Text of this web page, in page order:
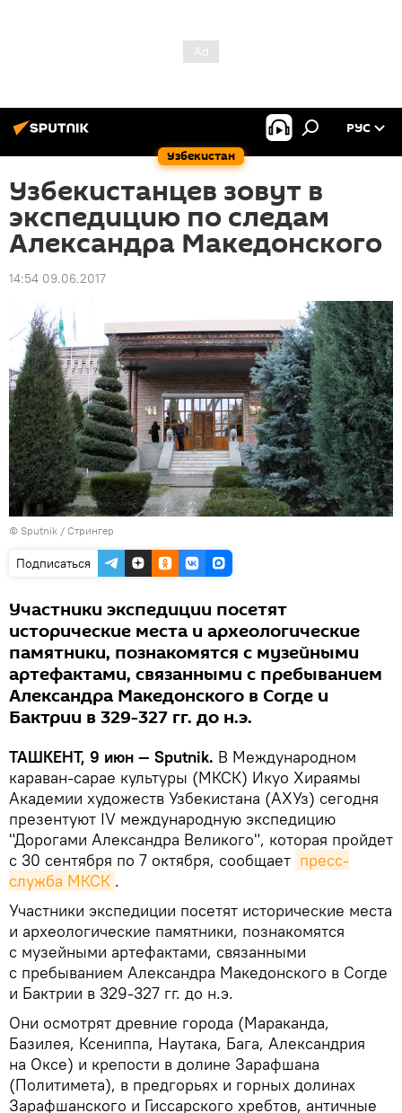
Узбекистан
РУС
Узбекистанцев зовут в
экспедицию по следам
Александра Македонского
14:54 09.06.2017
© Sputnik / Стрингер
Подписаться
Участники экспедиции посетят
исторические места и археологические
памятники, познакомятся с музейными
артефактами, связанными с пребыванием
Александра Македонского в Согде и
Бактрии в 329-327 гг. до н.э.
ТАШКЕНТ, 9 июн — Sputnik. В Международном
караван-сарае культуры (МКСК) Икуо Хираямы
Академии художеств Узбекистана (АХУз) сегодня
презентуют IV международную экспедицию
"Дорогами Александра Великого", которая пройдет
с 30 сентября по 7 октября, сообщает пресс-
служба МКСК .
Участники экспедиции посетят исторические места
и археологические памятники, познакомятся
с музейными артефактами, связанными
с пребыванием Александра Македонского в Согде
и Бактрии в 329-327 гг. до н.э.
Они осмотрят древние города (Мараканда,
Базилея, Ксениппа, Наутака, Бага, Александрия
на Оксе) и крепости в долине Зарафшана
(Политимета), в предгорьях и горных долинах
Зарафшанского и Гиссарского хребтов, античные